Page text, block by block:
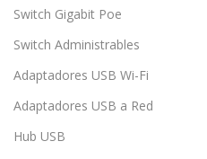
Switch Gigabit Poe
Switch Administrables
Adaptadores USB Wi-Fi
Adaptadores USB a Red
Hub USB